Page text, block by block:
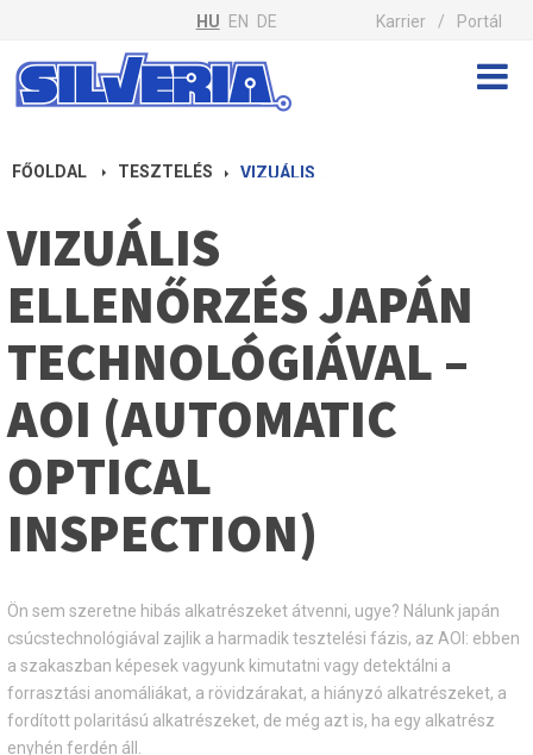
HU EN DE Karrier Portál
FŐOLDAL TESZTELÉS VIZUÁLIS ELLENŐRZÉS JAPÁN TECHNOLÓGIÁVAL – AOI (AUTOMATIC OPTICAL INSPECTION)
VIZUÁLIS
ELLENŐRZÉS JAPÁN
TECHNOLÓGIÁVAL –
AOI (AUTOMATIC
OPTICAL
INSPECTION)
Ön sem szeretne hibás alkatrészeket átvenni, ugye? Nálunk japán
csúcstechnológiával zajlik a harmadik tesztelési fázis, az AOI: ebben
a szakaszban képesek vagyunk kimutatni vagy detektálni a
forrasztási anomáliákat, a rövidzárakat, a hiányzó alkatrészeket, a
fordított polaritású alkatrészeket, de még azt is, ha egy alkatrész
enyhén ferdén áll.